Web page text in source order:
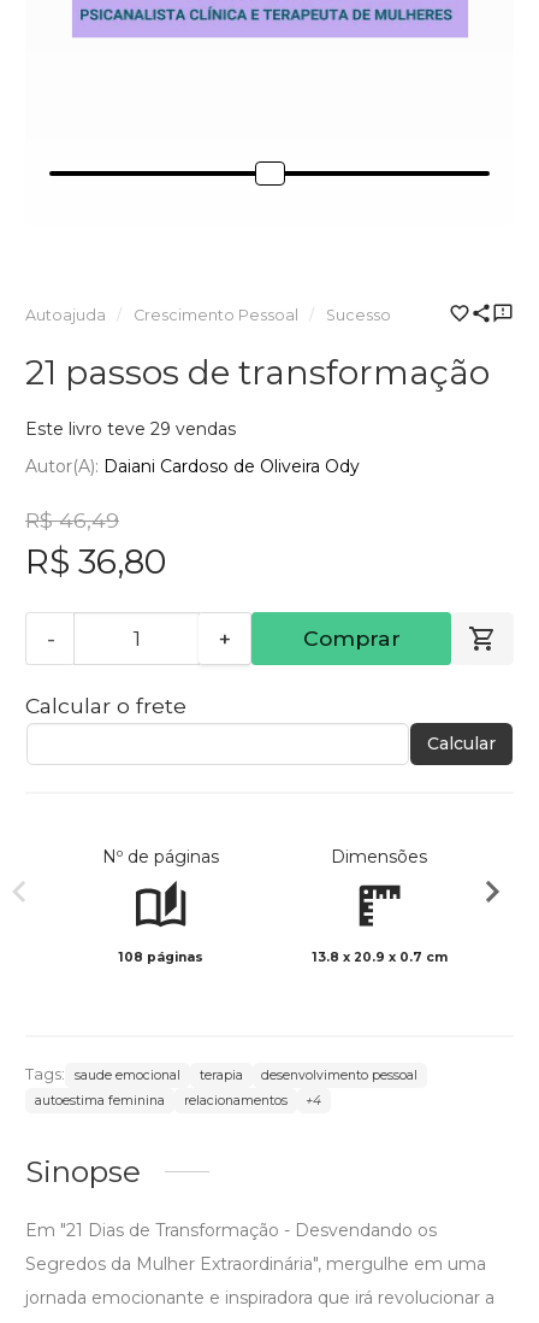
Autoajuda Crescimento Pessoal Sucesso
21 passos de transformação
Este livro teve 29 vendas
Autor(a): Daiani Cardoso de Oliveira Ody
R$ 46,49
R$ 36,80
- + Comprar
Calcular o frete
Calcular
Nº de páginas
108 páginas
Dimensões
13.8 x 20.9 x 0.7 cm
Tags: saude emocional terapia
desenvolvimento pessoal
autoestima feminina
relacionamentos +4
Sinopse
Em "21 Dias de Transformação - Desvendando os
Segredos da Mulher Extraordinária", mergulhe em uma
jornada emocionante e inspiradora que irá revolucionar a